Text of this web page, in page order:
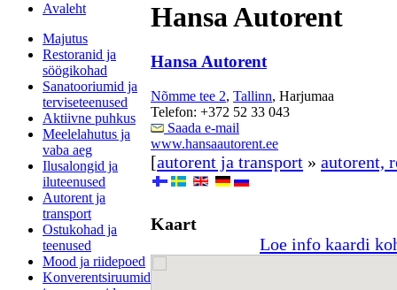
Avaleht
Majutus
Restoranid ja
söögikohad
Sanatooriumid ja
terviseteenused
Aktiivne puhkus
Meelelahutus ja
vaba aeg
Ilusalongid ja
iluteenused
Autorent ja
transport
Ostukohad ja
teenused
Mood ja riidepoed
Konverentsiruumid
Hansa Autorent
Hansa Autorent
Nõmme tee 2, Tallinn, Harjumaa
Telefon: +372 52 33 043
Saada e-mail
www.hansaautorent.ee
[autorent ja transport » autorent,
Kaart
Loe info kaardi